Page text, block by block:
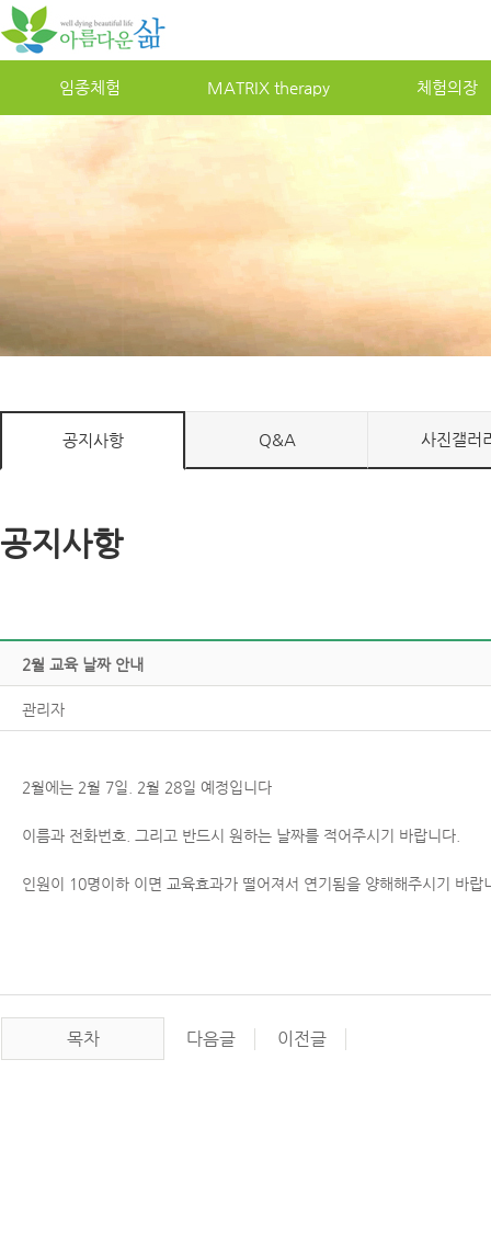
임종체험 MATRIXtherapy 체험의장
공지사항 Q&A 사진갤러
공지사항
2월교육날짜안내
관리자
2월에는2월7일.2월28일예정입니다
이름과전화번호.그리고반드시원하는날짜를적어주시기바랍니다.
인원이10명이하이면교육효과가떨어져서연기됨을양해해주시기바랍
목차 다음글 이전글